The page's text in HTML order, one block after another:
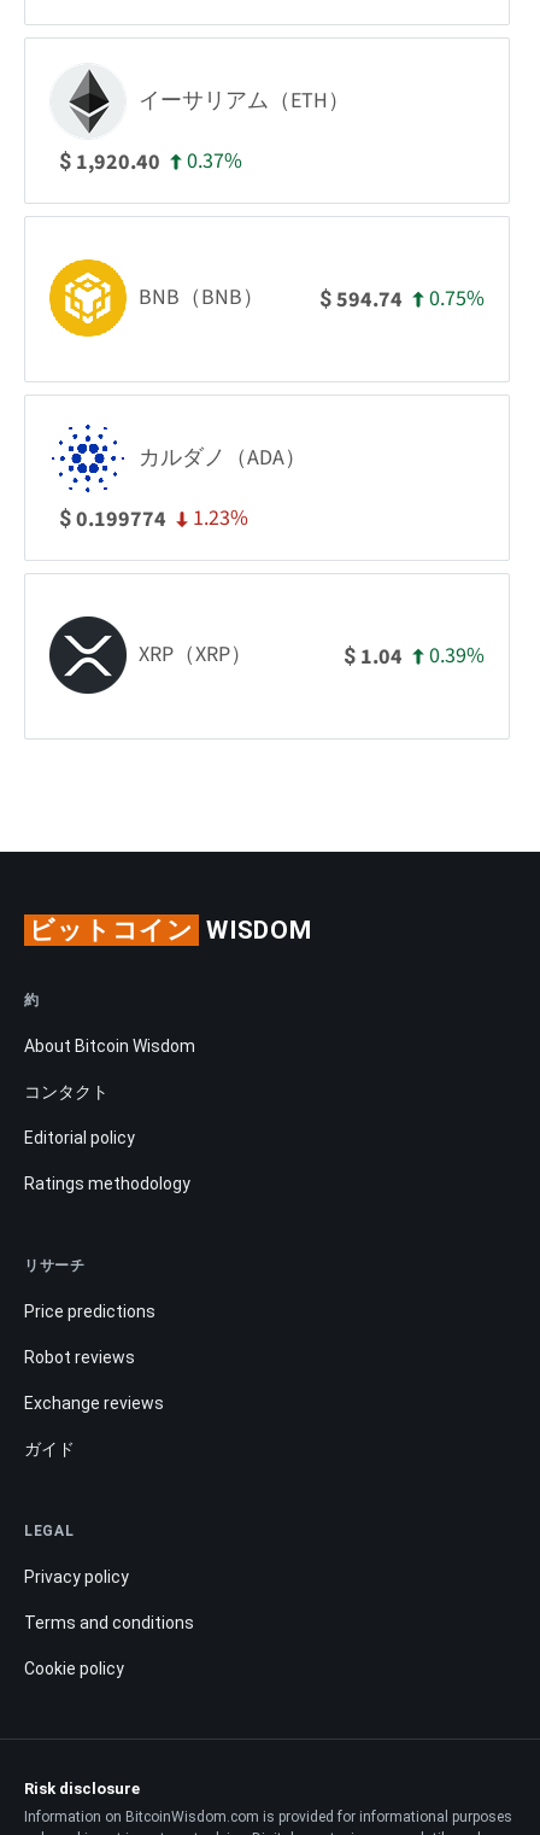
イーサリアム（ETH）
$ 1,920.40 0.37%
BNB（BNB） $594.74 0.75%
カルダノ（ADA）
$0.199774 1.23%
XRP（XRP） $ 1.04 0.39%
ビットコイン WISDOM
約
About Bitcoin Wisdom
コンタクト
Editorial policy
Ratings methodology
リサーチ
Price predictions
Robot reviews
Exchange reviews
ガイド
LEGAL
Privacy policy
Terms and conditions
Cookie policy
Risk disclosure
Information on BitcoinWisdom.com is provided for informational purposes